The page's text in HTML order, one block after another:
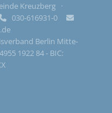
Kreuzberg ·
030-616931-0 
Berlin Mitte-
1922 84 - BIC: